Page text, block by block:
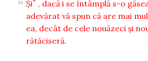
13 Şi , dacă i se întâmplă s-o
adevărat vă spun că are mai
ea, decât de cele nouăzeci şi
rătăciseră.